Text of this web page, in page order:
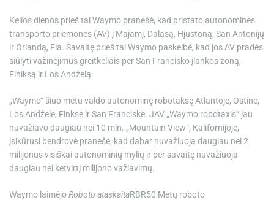
Kelios dienos prieš tai Waymo pranešė, kad pristato autonomines
transporto priemones (AV) į Majamį, Dalasą, Hjustoną, San Antonijų
ir Orlandą, Fla. Savaitę prieš tai Waymo paskelbė, kad jos AV pradės
siūlyti važinėjimus greitkeliais per San Francisko įlankos zoną,
Finiksą ir Los Andželą.
„Waymo“ šiuo metu valdo autonominę robotaksę Atlantoje, Ostine,
Los Andžele, Finkse ir San Franciske. JAV „Waymo robotaxis“ jau
nuvažiavo daugiau nei 10 mln. „Mountain View“, Kalifornijoje,
įsikūrusi bendrovė pranešė, kad dabar nuvažiuoja daugiau nei 2
milijonus visiškai autonominių mylių ir per savaitę nuvažiuoja
daugiau nei ketvirtį milijono važiavimų.
Waymo laimėjoRoboto ataskaitaRBR50 Metų roboto